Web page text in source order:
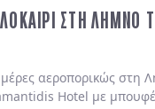
ΣΤΗ ΛΗΜΝΟ
αεροπορικώς στη
Hotel με